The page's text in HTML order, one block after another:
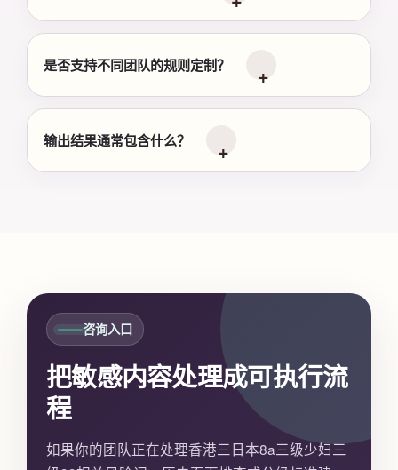
是否支持不同团队的规则定制？
输出结果通常包含什么？
咨询入口
把敏感内容处理成可执行流
程
如果你的团队正在处理香港三日本8a三级少妇三